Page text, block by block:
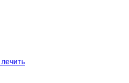
лечить